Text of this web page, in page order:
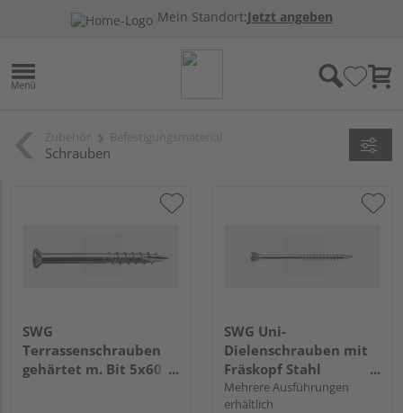
Mein Standort:Jetzt angeben
Schrauben
SWG
Terrassenschrauben
gehärtet m. Bit 5x60
SWG Uni-
Dielenschrauben mit
Fräskopf Stahl
verzinkt
Mehrere Ausführungen
erhältlich